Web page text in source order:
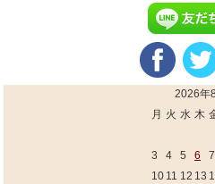
2026年
月 火 水 木
3
4 5 6 7
10 11 12 13